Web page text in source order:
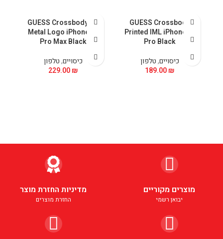
GUESS Crossbody
Printed IML iPhone 15
Pro Black
כיסויים,טלפון
189.00₪
GUESS Crossbody PU
Metal Logo iPhone 15
Pro Max Black
כיסויים,טלפון
229.00₪
מוצרים מקוריים
יבואן רשמי
מדיניות החזרת מוצר
החזרת מוצרים